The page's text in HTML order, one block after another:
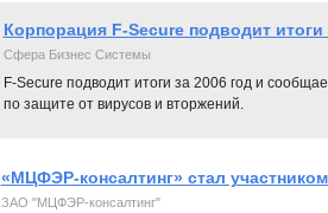
Корпорация F-Secure подводит итоги
Сфера Бизнес Системы
F-Secure подводит итоги за 2006 год и
по защите от вирусов и вторжений.
«МЦФЭР-консалтинг» стал
ЗАО "МЦФЭР-консалтинг"